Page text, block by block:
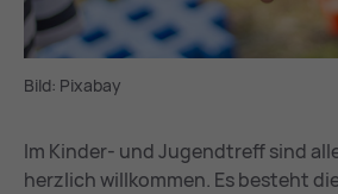
Bild: Pixabay
Im Kinder- und Jugendtreff sind
herzlich willkommen. Es besteht